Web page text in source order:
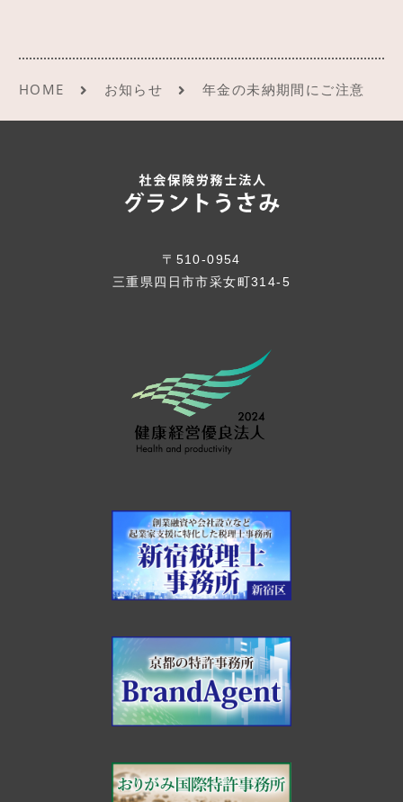
HOME お知らせ 年金の未納期間にご注意
〒510-0954
三重県四日市市采女町314-5